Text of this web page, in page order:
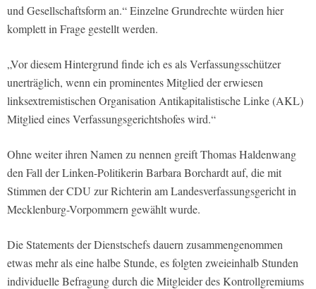
und Gesellschaftsform an.“ Einzelne Grundrechte würden hier
komplett in Frage gestellt werden.
„Vor diesem Hintergrund finde ich es als Verfassungsschützer
unerträglich, wenn ein prominentes Mitglied der erwiesen
linksextremistischen Organisation Antikapitalistische Linke (AKL)
Mitglied eines Verfassungsgerichtshofes wird.“
Ohne weiter ihren Namen zu nennen greift Thomas Haldenwang
den Fall der Linken-Politikerin Barbara Borchardt auf, die mit
Stimmen der CDU zur Richterin am Landesverfassungsgericht in
Mecklenburg-Vorpommern gewählt wurde.
Die Statements der Dienstschefs dauern zusammengenommen
etwas mehr als eine halbe Stunde, es folgten zweieinhalb Stunden
individuelle Befragung durch die Mitgleider des Kontrollgremiums